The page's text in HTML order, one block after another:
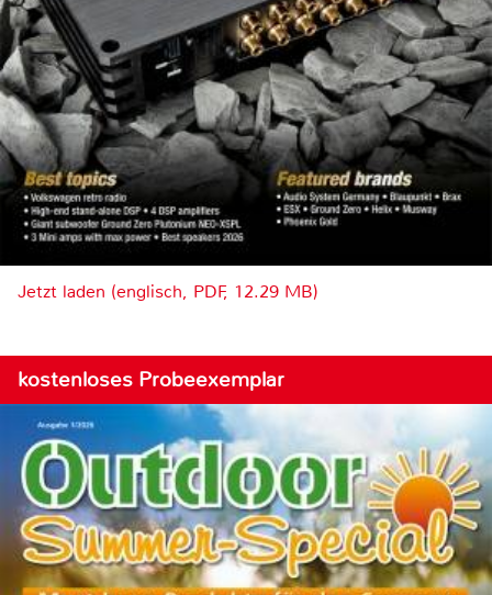
Jetzt laden (englisch, PDF, 12.29 MB)
kostenloses Probeexemplar